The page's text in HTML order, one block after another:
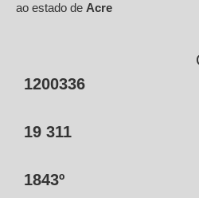
ao estado de Acre
1200336
19 311
1843º